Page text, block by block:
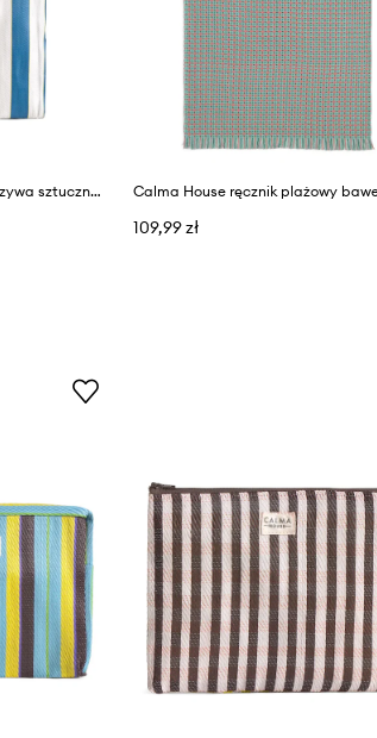
Calma House torba z tworzywa sztucznego 58 x 40 x 20 cm
109,99 zł